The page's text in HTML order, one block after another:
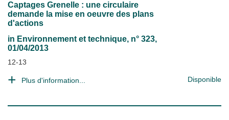
Captages Grenelle : une circulaire
demande la mise en oeuvre des plans
d'actions
in Environnement et technique, n° 323,
01/04/2013
12-13
Plus d'information... Disponible